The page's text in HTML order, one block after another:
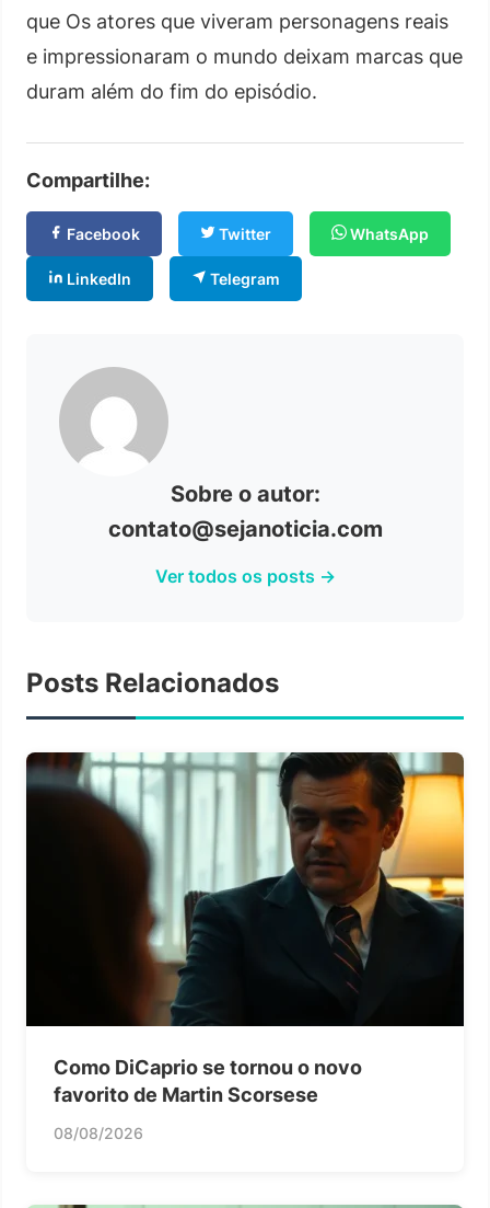
que Os atores que viveram personagens reais
e impressionaram o mundo deixam marcas que
duram além do fim do episódio.
Compartilhe:
Facebook Twitter WhatsApp
LinkedIn Telegram
Sobre o autor:
contato@sejanoticia.com
Ver todos os posts →
Posts Relacionados
Como DiCaprio se tornou o novo
favorito de Martin Scorsese
08/08/2026